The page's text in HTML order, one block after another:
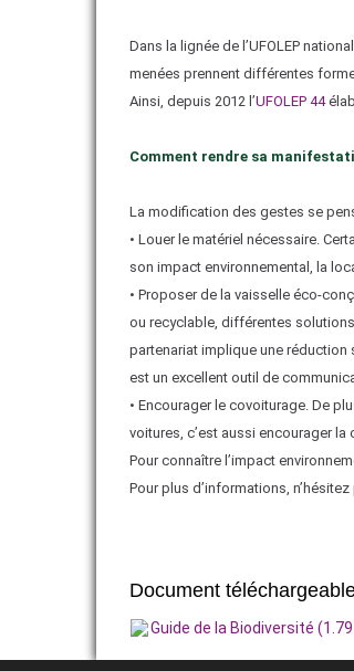
Dans la lignée de l’UFOLEP
menées prennent différentes
Ainsi, depuis 2012 l’UFOLEP 44
Comment rendre sa
La modification des gestes se
• Louer le matériel nécessaire.
son impact environnemental, la
• Proposer de la vaisselle éco-
ou recyclable, différentes
partenariat implique une réduction
est un excellent outil de
• Encourager le covoiturage. De
voitures, c’est aussi encourager
Pour connaître l’impact
Pour plus d’informations,
Document
Guide de la Biodiversité